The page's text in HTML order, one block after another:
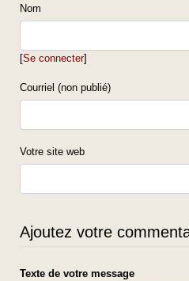
Nom
[Se connecter]
Courriel (non publié)
Votre site web
Ajoutez votre
Texte de votre message